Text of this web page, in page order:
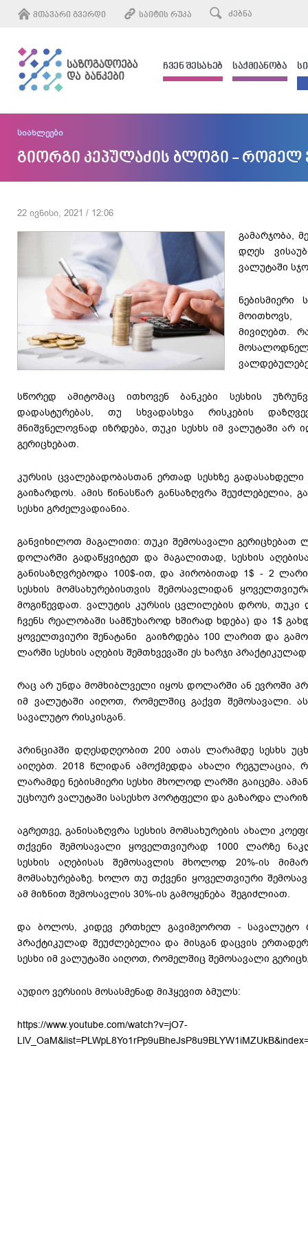
ᲛᲗᲐᲕᲐᲠᲘ ᲒᲕᲔᲠᲓᲘ ᲡᲐᲘᲢᲘᲡ ᲠᲣᲙᲐ
ᲩᲕᲔᲜ ᲨᲔᲡᲐᲮᲔᲑ ᲡᲐᲥᲛᲘᲐᲜᲝᲑᲐ
სიახლეები
გიორგი კეპულაძის ბლოგი - რომელ
22 ივნისი, 2021 / 12:06
გამარჯობა,
დღეს
ვალუტაში
ნებისმიერი
მოითხოვს,
მივიღებთ.
სწორედ ამიტომაც ითხოვენ ბანკები სესხის
დადასტურებას, თუ სხვადასხვა რისკების
მნიშვნელოვნად იზრდება, თუკი სესხს იმ ვალუტაში არ
გერიცხებათ.
კურსის ცვალებადობასთან ერთად სესხზე
გაიზარდოს. ამის წინასწარ განსაზღვრა შეუძლებელია,
სესხი გრძელვადიანია.
განვიხილოთ მაგალითი: თუკი შემოსავალი გერიცხებათ
დოლარში გადაწყვიტეთ და მაგალითად, სესხის
განისაზღვრებოდა 100$-ით, და პირობითად 1$ - 2
სესხის მომსახურებისთვის შემოსავლიდან
მოგიწევდათ. ვალუტის კურსის ცვლილების დროს, თუკი
ჩვენს რეალობაში სამწუხაროდ ხშირად ხდება) და 1$
ყოველთვიური შენატანი გაიზრდება 100 ლარით და
ლარში სესხის აღების შემთხვევაში ეს ხარჯი
რაც არ უნდა მომხიბლველი იყოს დოლარში ან ევროში
იმ ვალუტაში აიღოთ, რომელშიც გაქვთ შემოსავალი.
სავალუტო რისკისგან.
პრინციპში დღესდღეობით 200 ათას ლარამდე სესხს
აიღებთ. 2018 წლიდან ამოქმედდა ახალი რეგულაცია,
ლარამდე ნებისმიერი სესხი მხოლოდ ლარში გაიცემა.
უცხოურ ვალუტაში სასესხო პორტფელი და გაზარდა
აგრეთვე, განისაზღვრა სესხის მომსახურების ახალი
თქვენი შემოსავალი ყოველთვიურად 1000 ლარზე
სესხის აღებისას შემოსავლის მხოლოდ 20%-ის
მომსახურებაზე. ხოლო თუ თქვენი ყოველთვიური
ამ მიზნით შემოსავლის 30%-ის გამოყენება შეგიძლიათ.
და ბოლოს, კიდევ ერთხელ გავიმეოროთ - სავალუტო
პრაქტიკულად შეუძლებელია და მისგან დაცვის
სესხი იმ ვალუტაში აიღოთ, რომელშიც შემოსავალი
აუდიო ვერსიის მოსასმენად მიჰყევით ბმულს:
https://www.youtube.com/watch?v=jO7-